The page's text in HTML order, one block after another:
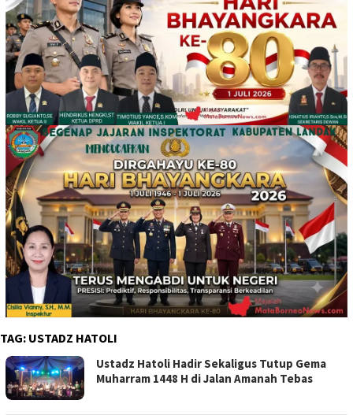
TAG: USTADZ HATOLI
Ustadz Hatoli Hadir Sekaligus Tutup Gema
Muharram 1448 H di Jalan Amanah Tebas